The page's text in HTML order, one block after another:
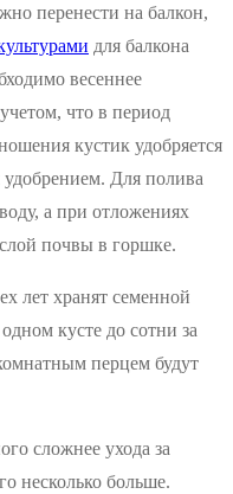
перенести на балкон,
для балкона
весеннее
что в период
кустик удобряется
Для полива
а при отложениях
почвы в горшке.
лет хранят семенной
кусте до сотни за
перцем будут
сложнее ухода за
несколько больше.